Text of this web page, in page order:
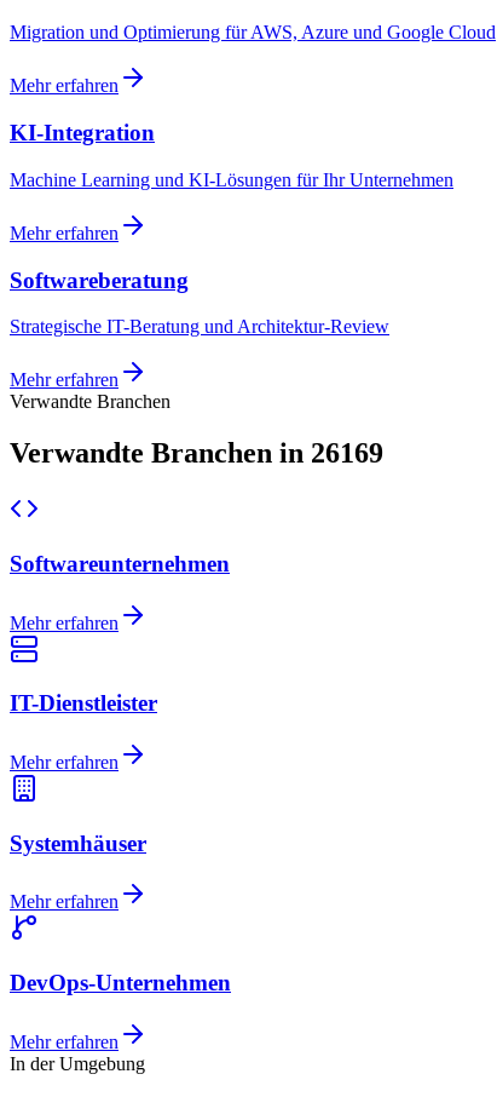
Migration und Optimierung für AWS, Azure und Google Cloud
Mehr erfahren
KI-Integration
Machine Learning und KI-Lösungen für Ihr Unternehmen
Mehr erfahren
Softwareberatung
Strategische IT-Beratung und Architektur-Review
Mehr erfahren
Verwandte Branchen
Verwandte Branchen in 26169
Softwareunternehmen
Mehr erfahren
IT-Dienstleister
Mehr erfahren
Systemhäuser
Mehr erfahren
DevOps-Unternehmen
Mehr erfahren
In der Umgebung